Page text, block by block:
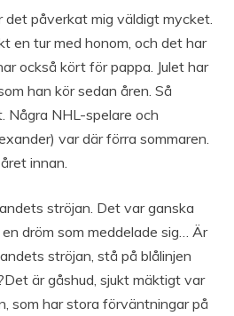
det påverkat mig väldigt mycket.
en tur med honom, och det har
också kört för pappa. Julet har
han kör sedan åren. Så
Några NHL-spelare och
var där förra sommaren.
innan.
ströjan. Det var ganska
dröm som meddelade sig… Är
ströjan, stå på blålinjen
är gåshud, sjukt mäktigt var
som har stora förväntningar på